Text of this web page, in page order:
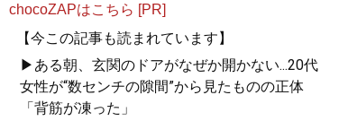
chocoZAPはこちら [PR]
【今この記事も読まれています】
▶ある朝、玄関のドアがなぜか開かない...20代
女性が“数センチの隙間”から見たものの正体
「背筋が凍った」